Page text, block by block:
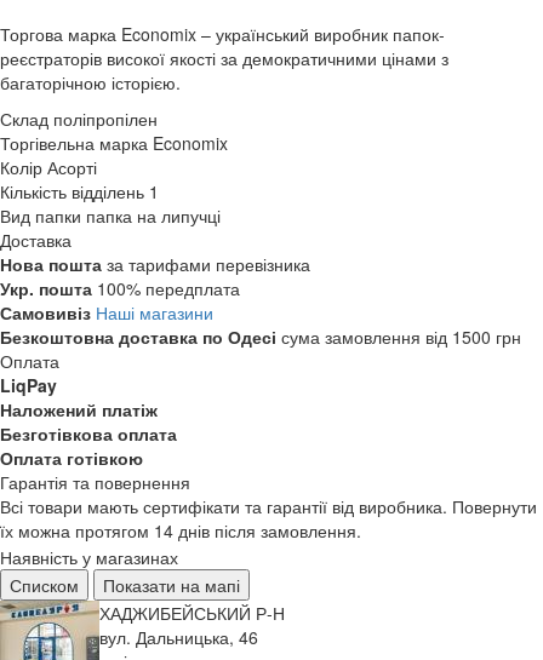
Торгова марка Economix – український виробник папок-
реєстраторів високої якості за демократичними цінами з
багаторічною історією.
Склад поліпропілен
Торгівельна марка Economix
Колір Асорті
Кількість відділень 1
Вид папки папка на липучці
Доставка
Нова пошта за тарифами перевізника
Укр. пошта 100% передплата
Самовивіз Наші магазини
Безкоштовна доставка по Одесі сума замовлення від 1500 грн
Оплата
LiqPay
Наложений платіж
Безготівкова оплата
Оплата готівкою
Гарантія та повернення
Всі товари мають сертифікати та гарантії від виробника. Повернути
їх можна протягом 14 днів після замовлення.
Наявність у магазинах
Списком
Показати на мапі
ХАДЖИБЕЙСЬКИЙ Р-Н
вул. Дальницька, 46